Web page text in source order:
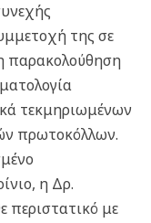
της σε
παρακολούθηση
τεκμηριωμένων
πρωτοκόλλων.
η Δρ.
περιστατικό με